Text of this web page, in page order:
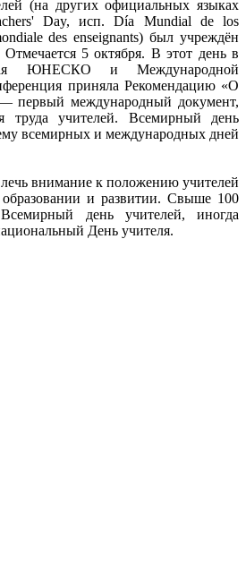
(на других официальных языках
Day, исп. Día Mundial de los
des enseignants) был учреждён
5 октября. В этот день в
ЮНЕСКО и Международной
приняла Рекомендацию «О
первый международный документ,
труда учителей. Всемирный день
всемирных и международных дней
внимание к положению учителей
и развитии. Свыше 100
день учителей, иногда
День учителя.